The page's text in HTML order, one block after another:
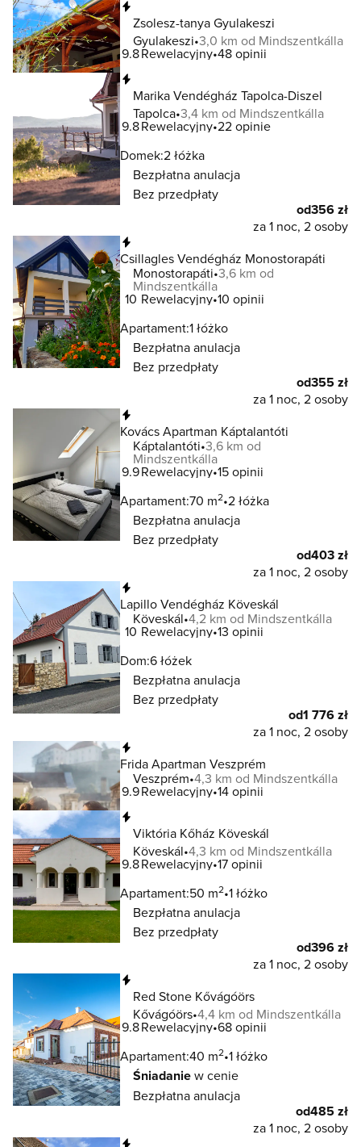
Zsolesz-tanya Gyulakeszi
Gyulakeszi 3,0 km od Mindszentkálla
9.8Rewelacyjny 48 opinii
Marika Vendégház Tapolca-Diszel
Tapolca 3,4 km od Mindszentkálla
9.8Rewelacyjny 22 opinie
Domek:2 łóżka
Bezpłatna anulacja
Bez przedpłaty
od356 zł
za 1 noc, 2 osoby
Csillagles Vendégház Monostorapáti
Monostorapáti 3,6 km od
Mindszentkálla
10 Rewelacyjny 10 opinii
Apartament:1 łóżko
Bezpłatna anulacja
Bez przedpłaty
od355 zł
za 1 noc, 2 osoby
Kovács Apartman Káptalantóti
Káptalantóti 3,6 km od
Mindszentkálla
9.9Rewelacyjny 15 opinii
Apartament:70 m2 2 łóżka
Bezpłatna anulacja
Bez przedpłaty
od403 zł
za 1 noc, 2 osoby
Lapillo Vendégház Köveskál
Köveskál 4,2 km od Mindszentkálla
10 Rewelacyjny 13 opinii
Dom:6 łóżek
Bezpłatna anulacja
Bez przedpłaty
od1 776 zł
za 1 noc, 2 osoby
Frida Apartman Veszprém
Veszprém 4,3 km od Mindszentkálla
9.9Rewelacyjny 14 opinii
Viktória Kőház Köveskál
Köveskál 4,3 km od Mindszentkálla
9.8Rewelacyjny 17 opinii
Apartament:50 m2 1 łóżko
Bezpłatna anulacja
Bez przedpłaty
od396 zł
za 1 noc, 2 osoby
Red Stone Kővágóörs
Kővágóörs 4,4 km od Mindszentkálla
9.8Rewelacyjny 68 opinii
Apartament:40 m2 1 łóżko
Śniadaniew cenie
Bezpłatna anulacja
od485 zł
za 1 noc, 2 osoby